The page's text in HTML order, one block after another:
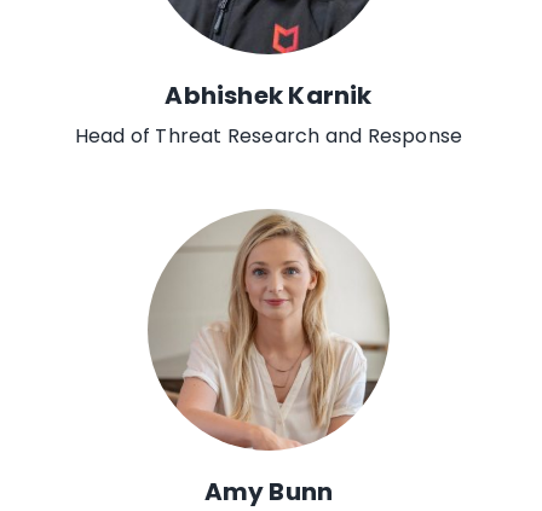
Abhishek Karnik
Head of Threat Research and Response
Amy Bunn